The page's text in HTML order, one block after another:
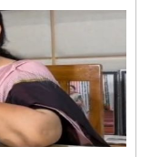
روپے کے مکمل ہو